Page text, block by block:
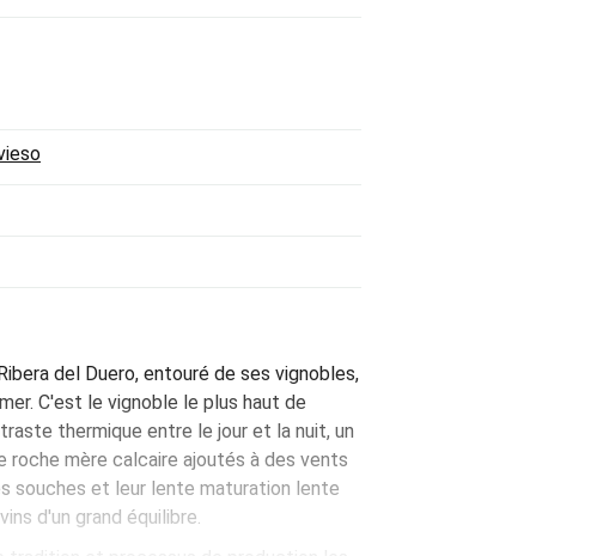
del Duero, entouré de ses vignobles,
C'est le vignoble le plus haut de
thermique entre le jour et la nuit, un
roche mère calcaire ajoutés à des vents
souches et leur lente maturation lente
d'un grand équilibre.